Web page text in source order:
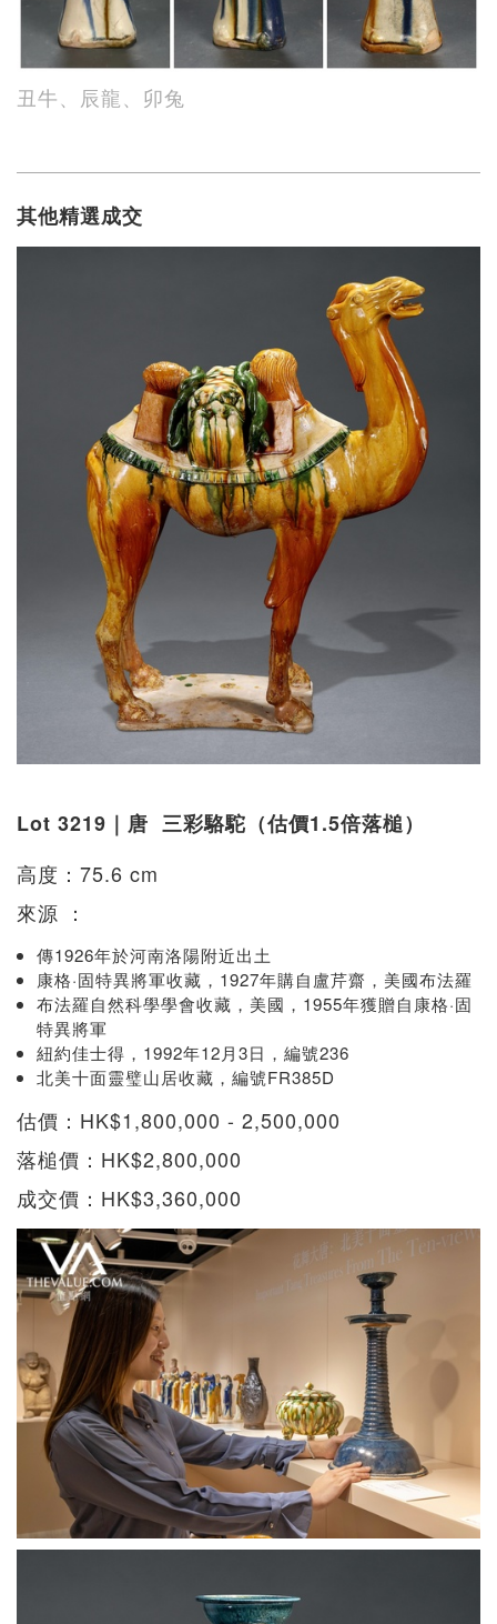
丑牛、辰龍、卯兔
其他精選成交
Lot 3219｜唐 三彩駱駝（估價1.5倍落槌）
高度：75.6 cm
來源 ：
傳1926年於河南洛陽附近出土
康格·固特異將軍收藏，1927年購自盧芹齋，美國布法羅
布法羅自然科學學會收藏，美國，1955年獲贈自康格·固
特異將軍
紐約佳士得，1992年12月3日，編號236
北美十面靈璧山居收藏，編號FR385D
估價：HK$1,800,000 - 2,500,000
落槌價：HK$2,800,000
成交價：HK$3,360,000